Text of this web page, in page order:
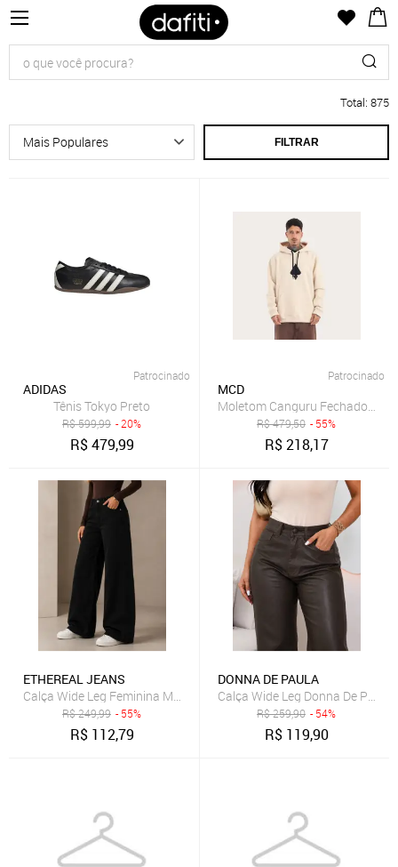
Total: 875
FILTRAR
Patrocinado
ADIDAS
Tênis Tokyo Preto
R$599,99 - 20%
R$479,99
Patrocinado
MCD
Moletom Canguru Fechado Logo
R$479,50 - 55%
R$218,17
ETHEREAL JEANS
Calça Wide Leg Feminina MYS Jeans Preta Modelagem Premium
R$249,99 - 55%
R$ 112,79
DONNA DE PAULA
Calça Wide Leg Donna De
R$259,90 - 54%
R$ 119,90